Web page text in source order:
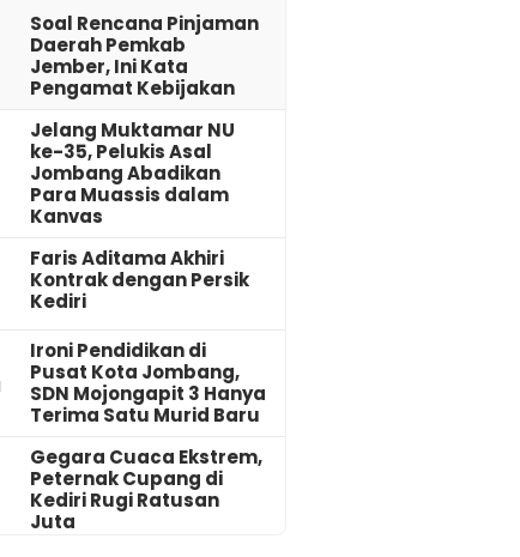
‎Soal Rencana Pinjaman
Daerah Pemkab
Jember, Ini Kata
Pengamat Kebijakan ‎
Jelang Muktamar NU
ke-35, Pelukis Asal
Jombang Abadikan
Para Muassis dalam
Kanvas
Faris Aditama Akhiri
Kontrak dengan Persik
Kediri
Ironi Pendidikan di
Pusat Kota Jombang,
SDN Mojongapit 3 Hanya
Terima Satu Murid Baru
‎Gegara Cuaca Ekstrem,
Peternak Cupang di
Kediri Rugi Ratusan
Juta